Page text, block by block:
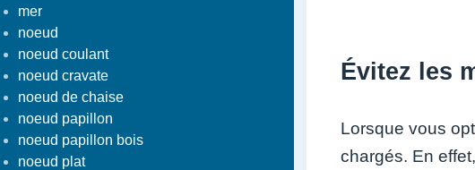
mer
noeud
noeud coulant
noeud cravate
noeud de chaise
noeud papillon
noeud papillon bois
noeud plat
Évitez les
Lorsque vous
chargés. En